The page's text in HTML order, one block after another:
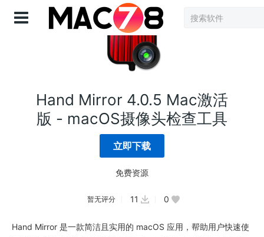
登录
Hand Mirror 4.0.5 Mac激活
版 - macOS摄像头检查工具
立即下载
免费资源
暂无评分 11 0
Hand Mirror 是一款简洁且实用的 macOS 应用，帮助用户快速使